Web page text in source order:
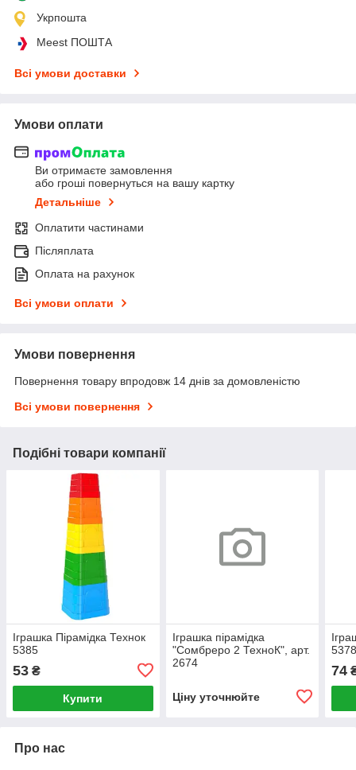
Укрпошта
Meest ПОШТА
Всі умови доставки
Умови оплати
Ви отримаєте замовлення
або гроші повернуться на вашу картку
Детальніше
Оплатити частинами
Післяплата
Оплата на рахунок
Всі умови оплати
Умови повернення
Повернення товару впродовж 14 днів за домовленістю
Всі умови повернення
Подібні товари компанії
Іграшка Пірамідка Технок
5385
53 ₴
Купити
Іграшка пірамідка
"Сомбреро 2 ТехноК", арт.
2674
Ціну уточнюйте
74
Про нас